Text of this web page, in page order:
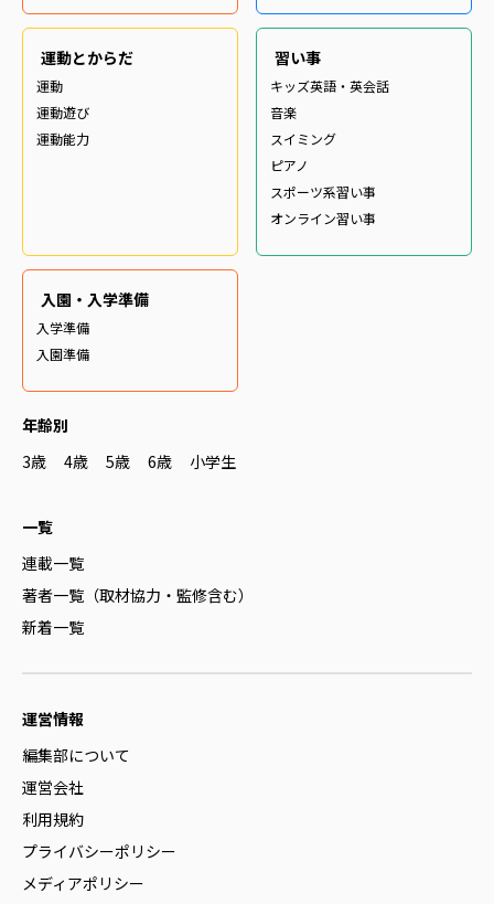
運動とからだ
運動
運動遊び
運動能力
習い事
キッズ英語・英会話
音楽
スイミング
ピアノ
スポーツ系習い事
オンライン習い事
入園・入学準備
入学準備
入園準備
年齢別
3歳
4歳 5歳 6歳 小学生
一覧
連載一覧
著者一覧（取材協力・監修含む）
新着一覧
運営情報
編集部について
運営会社
利用規約
プライバシーポリシー
メディアポリシー